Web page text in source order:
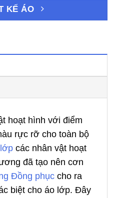
KẾ ÁO
hoạt hình với điểm
rực rỡ cho toàn bộ
các nhân vật hoạt
đã tạo nên cơn
Đồng phục cho ra
biệt cho áo lớp. Đây